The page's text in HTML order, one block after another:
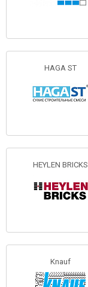
HAGA ST
HEYLEN BRICKS
Knauf